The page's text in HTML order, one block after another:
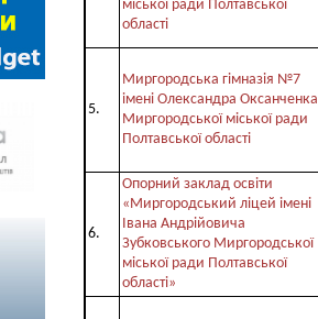
міської ради Полтавської
області
5.
Миргородська гімназія №7
імені Олександра Оксанченка
Миргородської міської ради
Полтавської області
6.
Опорний заклад освіти
«Миргородський ліцей імені
Івана Андрійовича
Зубковського Миргородської
міської ради Полтавської
області»